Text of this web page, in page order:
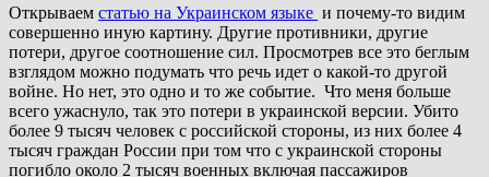
Открываем статью на Украинском языке и почему-то видим
совершенно иную картину. Другие противники, другие
потери, другое соотношение сил. Просмотрев все это беглым
взглядом можно подумать что речь идет о какой-то другой
войне. Но нет, это одно и то же событие. Что меня больше
всего ужаснуло, так это потери в украинской версии. Убито
более 9 тысяч человек с российской стороны, из них более 4
тысяч граждан России при том что с украинской стороны
погибло около 2 тысяч военных включая пассажиров